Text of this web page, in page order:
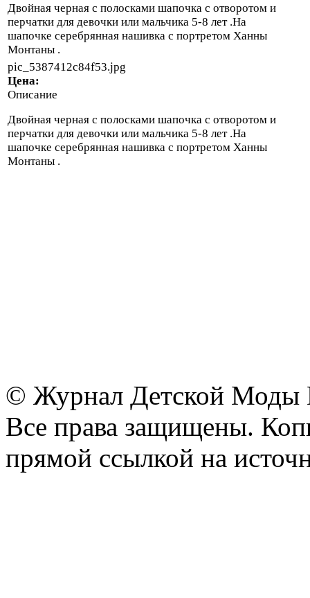
Двойная черная с полосками шапочка с отворотом и
перчатки для девочки или мальчика 5-8 лет .На
шапочке серебрянная нашивка с портретом Ханны
Монтаны .
pic_5387412c84f53.jpg
Цена:
Описание
Двойная черная с полосками шапочка с отворотом и
перчатки для девочки или мальчика 5-8 лет .На
шапочке серебрянная нашивка с портретом Ханны
Монтаны .
© Журнал Детской Моды
Все права защищены.
прямой ссылкой на